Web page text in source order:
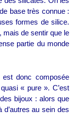
base très connue :
formes de silice.
mais de sentir que le
partie du monde
donc composée
« pure ». C’est
bijoux : alors que
au sein des